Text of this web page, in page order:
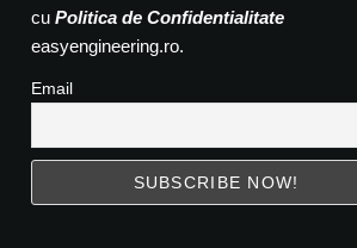
cu Politica de Confidentialitate
easyengineering.ro.
Email